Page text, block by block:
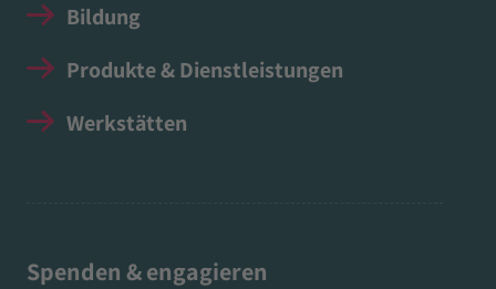
Bildung
Produkte & Dienstleistungen
Werkstätten
Spenden & engagieren